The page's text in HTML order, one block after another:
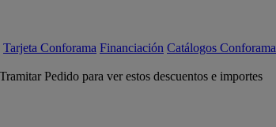
Tarjeta Conforama Financiación Catálogos Conforama
Pedido para ver estos descuentos e importes